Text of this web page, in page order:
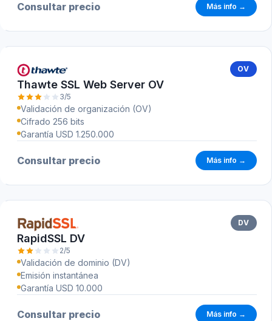
Consultar precio Más info →
OV
Thawte SSL Web Server OV
3/5
Validación de organización (OV)
Cifrado 256 bits
Garantía USD 1.250.000
Consultar precio Más info →
DV
RapidSSL DV
2/5
Validación de dominio (DV)
Emisión instantánea
Garantía USD 10.000
Consultar precio Más info →